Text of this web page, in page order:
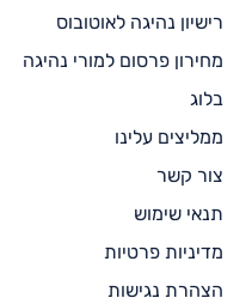
רישיון נהיגה לאוטובוס
מחירון פרסום למורי נהיגה
בלוג
ממליצים עלינו
צור קשר
תנאי שימוש
מדיניות פרטיות
הצהרת נגישות